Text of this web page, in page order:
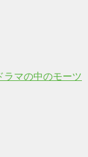
ラマの中のモーツ